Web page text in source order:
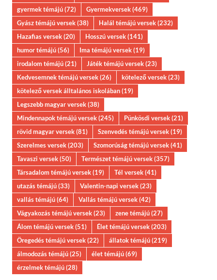
gyermek témájú(72) Gyermekversek(469)
Gyász témájú versek(38) Halál témájú versek(232)
Hazafias versek(20) Hosszú versek(141)
humor témájú(56) Ima témájú versek(19)
irodalom témájú(21) Játék témájú versek(23)
Kedvesemnek témájú versek(26) kötelező versek(23)
kötelező versek álltalános iskolában(19)
Legszebb magyar versek(38)
Mindennapok témájú versek(245) Pünkösdi versek(21)
rövid magyar versek(81) Szenvedés témájú versek(19)
Szerelmes versek(203) Szomorúság témájú versek(41)
Tavaszi versek(50) Természet témájú versek(357)
Társadalom témájú versek(19) Tél versek(41)
utazás témájú(33) Valentin-napi versek(23)
vallás témájú(64) Vallás témájú versek(42)
Vágyakozás témájú versek(23) zene témájú(27)
Álom témájú versek(51) Élet témájú versek(203)
Öregedés témájú versek(22) állatok témájú(219)
álmodozás témájú(25) élet témájú(69)
érzelmek témájú(28)